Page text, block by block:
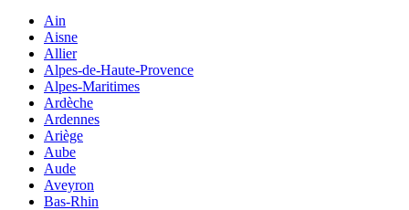
Ain
Aisne
Allier
Alpes-de-Haute-Provence
Alpes-Maritimes
Ardèche
Ardennes
Ariège
Aube
Aude
Aveyron
Bas-Rhin